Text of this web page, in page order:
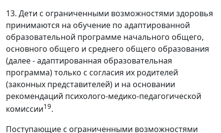
13. Дети с ограниченными возможностями здоровья
принимаются на обучение по адаптированной
образовательной программе начального общего,
основного общего и среднего общего образования
(далее - адаптированная образовательная
программа) только с согласия их родителей
(законных представителей) и на основании
рекомендаций психолого-медико-педагогической
комиссии19.
Поступающие с ограниченными возможностями